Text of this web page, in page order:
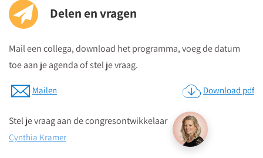
Delen en vragen
Mail een collega, download het programma, voeg de datum
toe aan je agenda of stel je vraag.
Mailen Download pdf
Stel je vraag aan de congresontwikkelaar
Cynthia Kramer